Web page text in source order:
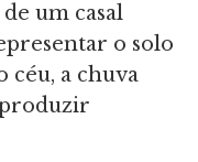
um casal
o solo
céu, a chuva